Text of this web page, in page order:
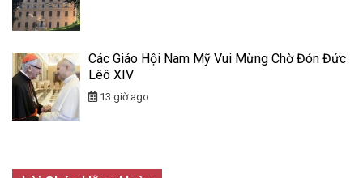
Các Giáo Hội Nam Mỹ Vui Mừng Chờ Đón Đức
Lêô XIV
13 giờ ago